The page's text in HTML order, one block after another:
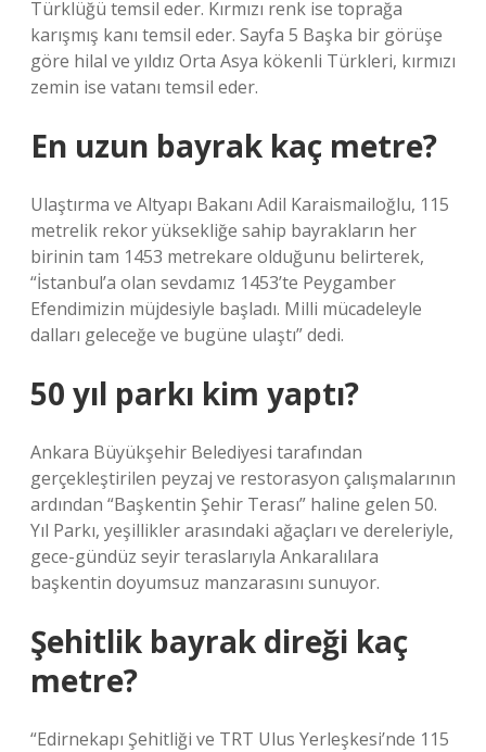
Türklüğü temsil eder. Kırmızı renk ise toprağa
karışmış kanı temsil eder. Sayfa 5 Başka bir görüşe
göre hilal ve yıldız Orta Asya kökenli Türkleri, kırmızı
zemin ise vatanı temsil eder.
En uzun bayrak kaç metre?
Ulaştırma ve Altyapı Bakanı Adil Karaismailoğlu, 115
metrelik rekor yüksekliğe sahip bayrakların her
birinin tam 1453 metrekare olduğunu belirterek,
“İstanbul’a olan sevdamız 1453’te Peygamber
Efendimizin müjdesiyle başladı. Milli mücadeleyle
dalları geleceğe ve bugüne ulaştı” dedi.
50 yıl parkı kim yaptı?
Ankara Büyükşehir Belediyesi tarafından
gerçekleştirilen peyzaj ve restorasyon çalışmalarının
ardından “Başkentin Şehir Terası” haline gelen 50.
Yıl Parkı, yeşillikler arasındaki ağaçları ve dereleriyle,
gece-gündüz seyir teraslarıyla Ankaralılara
başkentin doyumsuz manzarasını sunuyor.
Şehitlik bayrak direği kaç
metre?
“Edirnekapı Şehitliği ve TRT Ulus Yerleşkesi’nde 115